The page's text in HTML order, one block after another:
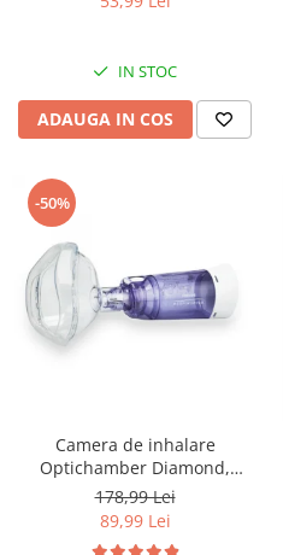
IN STOC
ADAUGA IN COS
-50%
Camera de inhalare
Optichamber Diamond,
Philips Respironics, masca 5
ani - adulti
178,99 Lei
89,99 Lei